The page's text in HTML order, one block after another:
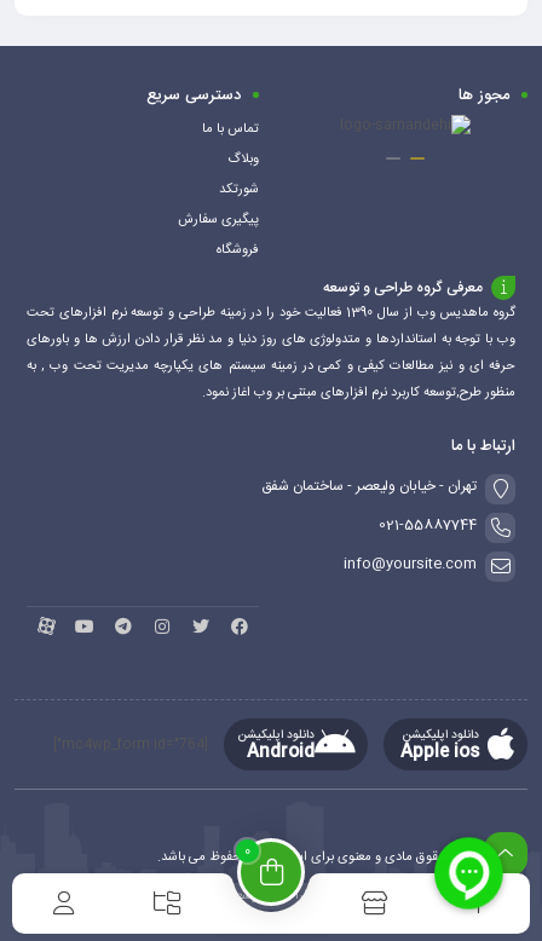
0
مجوز ها دسترسی سریع
تماس با ما
وبلاگ
شورتکد
پیگیری سفارش
فروشگاه
معرفی گروه طراحی و توسعه
گروه ماهدیس وب از سال 1390 فعالیت خود را در زمینه طراحی و توسعه نرم افزارهای تحت
وب با توجه به استانداردها و متدولوژی های روز دنیا و مد نظر قرار دادن ارزش ها و باورهای
حرفه ای و نیز مطالعات کیفی و کمی در زمینه سیستم های یکپارچه مدیریت تحت وب , به
منظور طرح,توسعه کاربرد نرم افزارهای مبتنی بر وب اغاز نمود.
ارتباط با ما
تهران - خیابان ولیعصر - ساختمان شفق
021-55887744
info@yoursite.com
دانلود اپلیکیشن
Apple ios
دانلود اپلیکیشن
Android
کلیه حقوق مادی و معنوی برای این سایت محفوظ می باشد.
طراحی و توسعه
ماهدیس وب